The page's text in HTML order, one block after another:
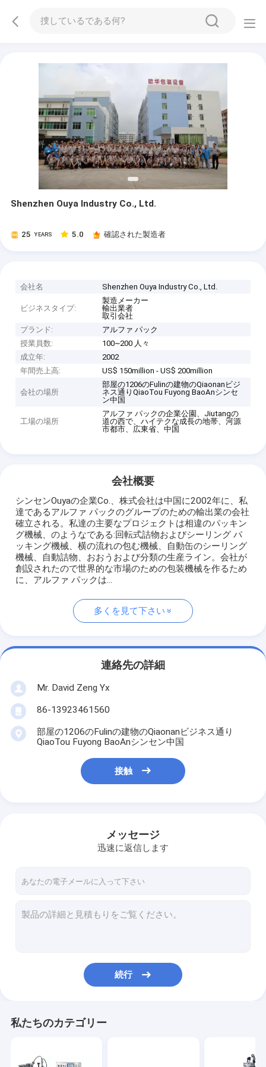
Shenzhen Ouya Industry Co., Ltd.
25 YEARS 5.0 確認された製造者
会社名 Shenzhen Ouya Industry Co., Ltd.
ビジネスタイプ:
製造メーカー
輸出業者
取引会社
ブランド:
アルファ パック
授業員数:
100~200 人々
成立年:
2002
年間売上高:
US$ 150million - US$ 200million
会社の場所
部屋の1206のFulinの建物のQiaonanビジ
ネス通りQiaoTou Fuyong BaoAnシンセ
ン中国
工場の場所
アルファ パックの企業公園、Jiutangの
道の西で、ハイテクな成長の地帯、河源
市都市、広東省、中国
会社概要
シンセンOuyaの企業Co.、株式会社は中国に2002年に、私
達であるアルファ パックのグループのための輸出業の会社
確立される。私達の主要なプロジェクトは相違のパッキン
グ機械、のようなである:回転式詰物およびシーリング パ
ッキング機械、横の流れの包む機械、自動缶のシーリング
機械、自動詰物、おおうおよび分類の生産ライン。会社が
創設されたので世界的な市場のための包装機械を作るため
に、アルファ パックは...
多くを見て下さい
連絡先の詳細
Mr. David Zeng Yx
86-13923461560
部屋の1206のFulinの建物のQiaonanビジネス通り
QiaoTou Fuyong BaoAnシンセン中国
接触
メッセージ
迅速に返信します
続行
私たちのカテゴリー